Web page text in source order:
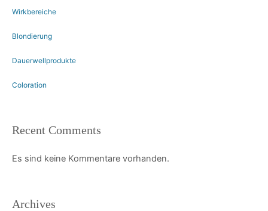
Wirkbereiche
Blondierung
Dauerwellprodukte
Coloration
Recent Comments
Es sind keine Kommentare vorhanden.
Archives